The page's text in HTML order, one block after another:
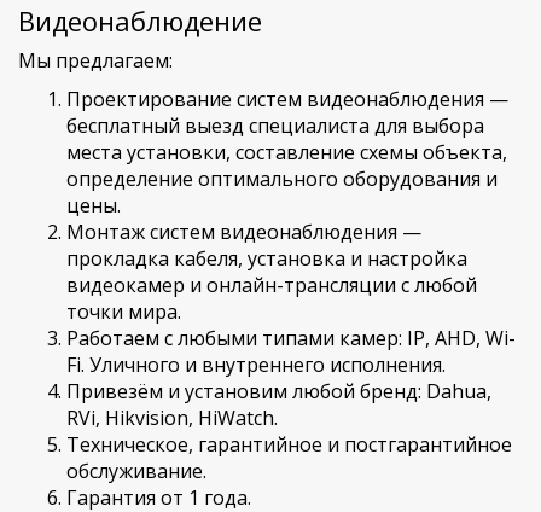
Видеонаблюдение
Мы предлагаем:
Проектирование систем видеонаблюдения —
бесплатный выезд специалиста для выбора
места установки, составление схемы объекта,
определение оптимального оборудования и
цены.
Монтаж систем видеонаблюдения —
прокладка кабеля, установка и настройка
видеокамер и онлайн-трансляции с любой
точки мира.
Работаем с любыми типами камер: IP, AHD, Wi-
Fi. Уличного и внутреннего исполнения.
Привезём и установим любой бренд: Dahua,
RVi, Hikvision, HiWatch.
Техническое, гарантийное и постгарантийное
обслуживание.
Гарантия от 1 года.